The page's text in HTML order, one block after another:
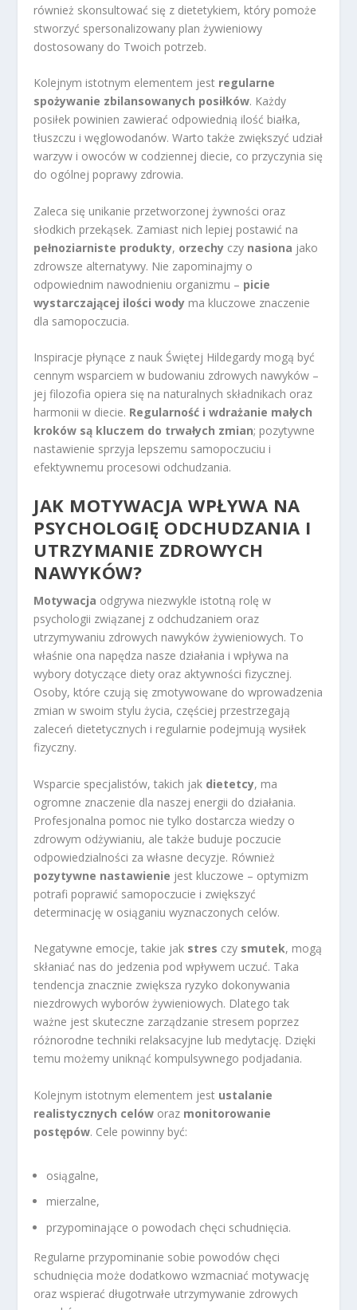
również skonsultować się z dietetykiem, który pomoże
stworzyć spersonalizowany plan żywieniowy
dostosowany do Twoich potrzeb.
Kolejnym istotnym elementem jest regularne
spożywanie zbilansowanych posiłków. Każdy
posiłek powinien zawierać odpowiednią ilość białka,
tłuszczu i węglowodanów. Warto także zwiększyć udział
warzyw i owoców w codziennej diecie, co przyczynia się
do ogólnej poprawy zdrowia.
Zaleca się unikanie przetworzonej żywności oraz
słodkich przekąsek. Zamiast nich lepiej postawić na
pełnoziarniste produkty, orzechy czy nasiona jako
zdrowsze alternatywy. Nie zapominajmy o
odpowiednim nawodnieniu organizmu – picie
wystarczającej ilości wody ma kluczowe znaczenie
dla samopoczucia.
Inspiracje płynące z nauk Świętej Hildegardy mogą być
cennym wsparciem w budowaniu zdrowych nawyków –
jej filozofia opiera się na naturalnych składnikach oraz
harmonii w diecie. Regularność i wdrażanie małych
kroków są kluczem do trwałych zmian; pozytywne
nastawienie sprzyja lepszemu samopoczuciu i
efektywnemu procesowi odchudzania.
JAK MOTYWACJA WPŁYWA NA
PSYCHOLOGIĘ ODCHUDZANIA I
UTRZYMANIE ZDROWYCH
NAWYKÓW?
Motywacja odgrywa niezwykle istotną rolę w
psychologii związanej z odchudzaniem oraz
utrzymywaniu zdrowych nawyków żywieniowych. To
właśnie ona napędza nasze działania i wpływa na
wybory dotyczące diety oraz aktywności fizycznej.
Osoby, które czują się zmotywowane do wprowadzenia
zmian w swoim stylu życia, częściej przestrzegają
zaleceń dietetycznych i regularnie podejmują wysiłek
fizyczny.
Wsparcie specjalistów, takich jak dietetcy, ma
ogromne znaczenie dla naszej energii do działania.
Profesjonalna pomoc nie tylko dostarcza wiedzy o
zdrowym odżywianiu, ale także buduje poczucie
odpowiedzialności za własne decyzje. Również
pozytywne nastawienie jest kluczowe – optymizm
potrafi poprawić samopoczucie i zwiększyć
determinację w osiąganiu wyznaczonych celów.
Negatywne emocje, takie jak stres czy smutek, mogą
skłaniać nas do jedzenia pod wpływem uczuć. Taka
tendencja znacznie zwiększa ryzyko dokonywania
niezdrowych wyborów żywieniowych. Dlatego tak
ważne jest skuteczne zarządzanie stresem poprzez
różnorodne techniki relaksacyjne lub medytację. Dzięki
temu możemy uniknąć kompulsywnego podjadania.
Kolejnym istotnym elementem jest ustalanie
realistycznych celów oraz monitorowanie
postępów. Cele powinny być:
osiągalne,
mierzalne,
przypominające o powodach chęci schudnięcia.
Regularne przypominanie sobie powodów chęci
schudnięcia może dodatkowo wzmacniać motywację
oraz wspierać długotrwałe utrzymywanie zdrowych